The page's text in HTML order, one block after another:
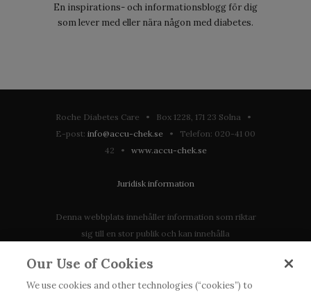
En inspirations- och informationsblogg för dig
som lever med eller nära någon med diabetes.
Roche Diabetes Care • Box 1228, 171 23 Solna •
E-post: info@accu-chek.se • Telefon: 020-41 00
42 • www.accu-chek.se
Juridisk information
Denna webbplats innehåller information som riktar
sig till en stor publik och kan innehålla
tillgänglig eller giltig i ditt land. Vänligen observera
att vi inte tar något ansvar för information som
Our Use of Cookies
We use cookies and other technologies (“cookies”) to